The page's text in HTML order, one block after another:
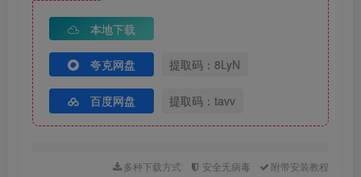
本地下载
夸克网盘 提取码：8LyN
百度网盘 提取码：tavv
多种下载方式 安全无病毒 附带安装教程